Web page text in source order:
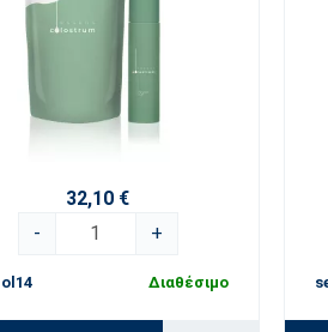
32,10 €
-
+
Διαθέσιμο